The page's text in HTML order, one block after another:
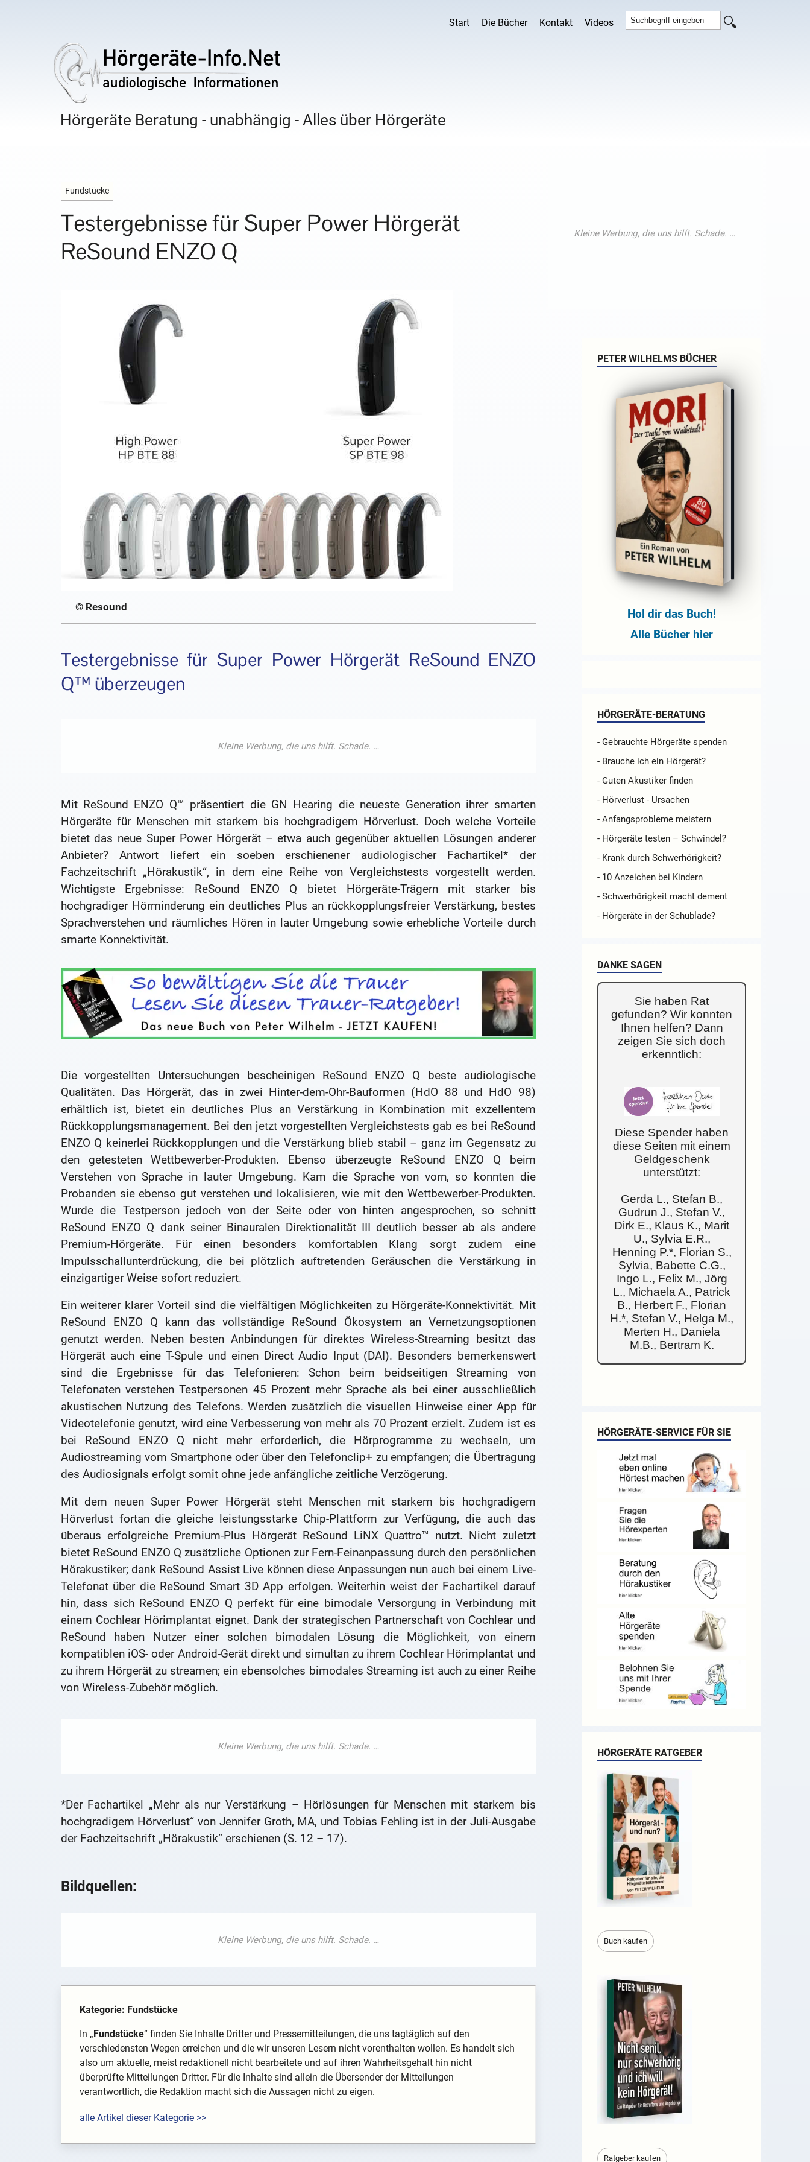
Start Die Bücher Kontakt Videos
Hörgeräte Beratung - unabhängig - Alles über Hörgeräte
Fundstücke
Testergebnisse für Super Power Hörgerät
ReSound ENZO Q
© Resound
Testergebnisse für Super Power Hörgerät ReSound ENZO
Q™ überzeugen
Mit ReSound ENZO Q™ präsentiert die GN Hearing die neueste Generation ihrer smarten
Hörgeräte für Menschen mit starkem bis hochgradigem Hörverlust. Doch welche Vorteile
bietet das neue Super Power Hörgerät – etwa auch gegenüber aktuellen Lösungen anderer
Anbieter? Antwort liefert ein soeben erschienener audiologischer Fachartikel* der
Fachzeitschrift „Hörakustik“, in dem eine Reihe von Vergleichstests vorgestellt werden.
Wichtigste Ergebnisse: ReSound ENZO Q bietet Hörgeräte-Trägern mit starker bis
hochgradiger Hörminderung ein deutliches Plus an rückkopplungsfreier Verstärkung, bestes
Sprachverstehen und räumliches Hören in lauter Umgebung sowie erhebliche Vorteile durch
smarte Konnektivität.
Die vorgestellten Untersuchungen bescheinigen ReSound ENZO Q beste audiologische
Qualitäten. Das Hörgerät, das in zwei Hinter-dem-Ohr-Bauformen (HdO 88 und HdO 98)
erhältlich ist, bietet ein deutliches Plus an Verstärkung in Kombination mit exzellentem
Rückkopplungsmanagement. Bei den jetzt vorgestellten Vergleichstests gab es bei ReSound
ENZO Q keinerlei Rückkopplungen und die Verstärkung blieb stabil – ganz im Gegensatz zu
den getesteten Wettbewerber-Produkten. Ebenso überzeugte ReSound ENZO Q beim
Verstehen von Sprache in lauter Umgebung. Kam die Sprache von vorn, so konnten die
Probanden sie ebenso gut verstehen und lokalisieren, wie mit den Wettbewerber-Produkten.
Wurde die Testperson jedoch von der Seite oder von hinten angesprochen, so schnitt
ReSound ENZO Q dank seiner Binauralen Direktionalität III deutlich besser ab als andere
Premium-Hörgeräte. Für einen besonders komfortablen Klang sorgt zudem eine
Impulsschallunterdrückung, die bei plötzlich auftretenden Geräuschen die Verstärkung in
einzigartiger Weise sofort reduziert.
Ein weiterer klarer Vorteil sind die vielfältigen Möglichkeiten zu Hörgeräte-Konnektivität. Mit
ReSound ENZO Q kann das vollständige ReSound Ökosystem an Vernetzungsoptionen
genutzt werden. Neben besten Anbindungen für direktes Wireless-Streaming besitzt das
Hörgerät auch eine T-Spule und einen Direct Audio Input (DAI). Besonders bemerkenswert
sind die Ergebnisse für das Telefonieren: Schon beim beidseitigen Streaming von
Telefonaten verstehen Testpersonen 45 Prozent mehr Sprache als bei einer ausschließlich
akustischen Nutzung des Telefons. Werden zusätzlich die visuellen Hinweise einer App für
Videotelefonie genutzt, wird eine Verbesserung von mehr als 70 Prozent erzielt. Zudem ist es
bei ReSound ENZO Q nicht mehr erforderlich, die Hörprogramme zu wechseln, um
Audiostreaming vom Smartphone oder über den Telefonclip+ zu empfangen; die Übertragung
des Audiosignals erfolgt somit ohne jede anfängliche zeitliche Verzögerung.
Mit dem neuen Super Power Hörgerät steht Menschen mit starkem bis hochgradigem
Hörverlust fortan die gleiche leistungsstarke Chip-Plattform zur Verfügung, die auch das
überaus erfolgreiche Premium-Plus Hörgerät ReSound LiNX Quattro™ nutzt. Nicht zuletzt
bietet ReSound ENZO Q zusätzliche Optionen zur Fern-Feinanpassung durch den persönlichen
Hörakustiker; dank ReSound Assist Live können diese Anpassungen nun auch bei einem Live-
Telefonat über die ReSound Smart 3D App erfolgen. Weiterhin weist der Fachartikel darauf
hin, dass sich ReSound ENZO Q perfekt für eine bimodale Versorgung in Verbindung mit
einem Cochlear Hörimplantat eignet. Dank der strategischen Partnerschaft von Cochlear und
ReSound haben Nutzer einer solchen bimodalen Lösung die Möglichkeit, von einem
kompatiblen iOS- oder Android-Gerät direkt und simultan zu ihrem Cochlear Hörimplantat und
zu ihrem Hörgerät zu streamen; ein ebensolches bimodales Streaming ist auch zu einer Reihe
von Wireless-Zubehör möglich.
*Der Fachartikel „Mehr als nur Verstärkung – Hörlösungen für Menschen mit starkem bis
hochgradigem Hörverlust“ von Jennifer Groth, MA, und Tobias Fehling ist in der Juli-Ausgabe
der Fachzeitschrift „Hörakustik“ erschienen (S. 12 – 17).
Bildquellen:
Kategorie: Fundstücke
In „Fundstücke“ finden Sie Inhalte Dritter und Pressemitteilungen, die uns tagtäglich auf den
verschiedensten Wegen erreichen und die wir unseren Lesern nicht vorenthalten wollen. Es handelt sich
also um aktuelle, meist redaktionell nicht bearbeitete und auf ihren Wahrheitsgehalt hin nicht
überprüfte Mitteilungen Dritter. Für die Inhalte sind allein die Übersender der Mitteilungen
verantwortlich, die Redaktion macht sich die Aussagen nicht zu eigen.
alle Artikel dieser Kategorie >>
PETER WILHELMS BÜCHER
Hol dir das Buch!
Alle Bücher hier
HÖRGERÄTE-BERATUNG
- Gebrauchte Hörgeräte spenden
- Brauche ich ein Hörgerät?
- Guten Akustiker finden
- Hörverlust - Ursachen
- Anfangsprobleme meistern
- Hörgeräte testen – Schwindel?
- Krank durch Schwerhörigkeit?
- 10 Anzeichen bei Kindern
- Schwerhörigkeit macht dement
- Hörgeräte in der Schublade?
DANKE SAGEN
Sie haben Rat
gefunden? Wir konnten
Ihnen helfen? Dann
zeigen Sie sich doch
erkenntlich:
Diese Spender haben
diese Seiten mit einem
Geldgeschenk
unterstützt:
Gerda L., Stefan B.,
Gudrun J., Stefan V.,
Dirk E., Klaus K., Marit
U., Sylvia E.R.,
Henning P.*, Florian S.,
Sylvia, Babette C.G.,
Ingo L., Felix M., Jörg
L., Michaela A., Patrick
B., Herbert F., Florian
H.*, Stefan V., Helga M.,
Merten H., Daniela
M.B., Bertram K.
HÖRGERÄTE-SERVICE FÜR SIE
HÖRGERÄTE RATGEBER
Buch kaufen
Ratgeber kaufen